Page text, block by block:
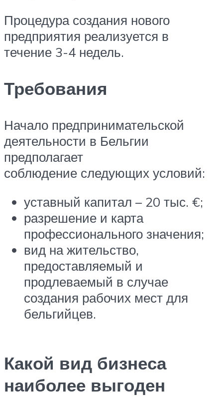
Процедура создания нового
предприятия реализуется в
течение 3-4 недель.
Требования
Начало предпринимательской
деятельности в Бельгии
предполагает
соблюдение следующих условий:
уставный капитал – 20 тыс. €;
разрешение и карта
профессионального значения;
вид на жительство,
предоставляемый и
продлеваемый в случае
создания рабочих мест для
бельгийцев.
Какой вид бизнеса
наиболее выгоден